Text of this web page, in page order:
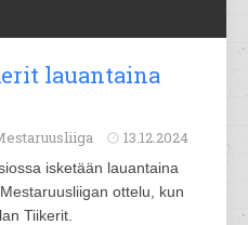
lauantaina
13.12.2024
isketään lauantaina
ottelu, kun
Tiikerit.